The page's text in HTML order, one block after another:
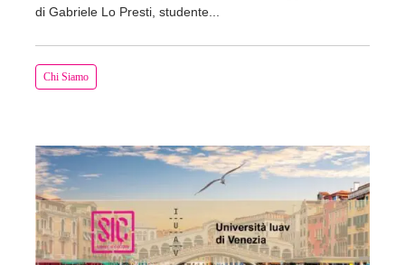
Chi Siamo
di Gabriele Lo Presti, studente...